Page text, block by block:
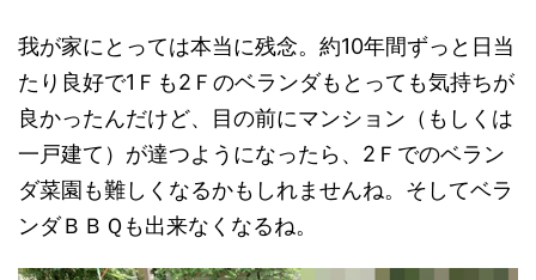
我が家にとっては本当に残念。約10年間ずっと日当
たり良好で1Ｆも2Ｆのベランダもとっても気持ちが
良かったんだけど、目の前にマンション（もしくは
一戸建て）が達つようになったら、2Ｆでのベラン
ダ菜園も難しくなるかもしれませんね。そしてベラ
ンダＢＢＱも出来なくなるね。